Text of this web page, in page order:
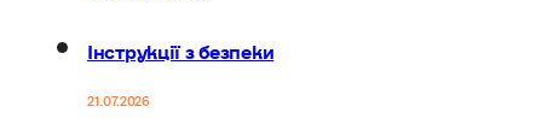
Інструкції з безпеки
21.07.2026